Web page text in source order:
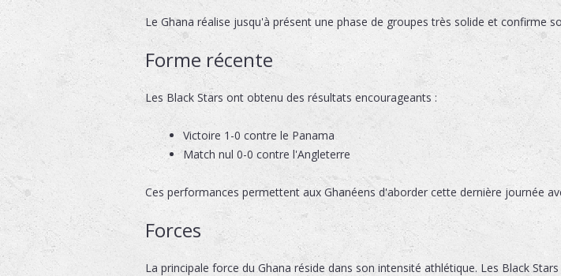
Le Ghana réalise jusqu'à présent une phase de groupes très solide et confirme
Forme récente
Les Black Stars ont obtenu des résultats encourageants :
Victoire 1-0 contre le Panama
Match nul 0-0 contre l'Angleterre
Ces performances permettent aux Ghanéens d'aborder cette dernière journée
Forces
La principale force du Ghana réside dans son intensité athlétique. Les Black